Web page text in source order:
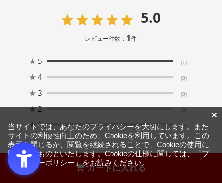
カートに入れる
5.0
レビュー件数： 1件
★ 5 (1)
★ 4 (0)
★ 3 (0)
★2 (0)
★ 1 (0)
当サイトでは、あなたのプライバシーを大切にします。また
サイトの利便性向上のため、Cookieを利用しています。この
表示を閉じるか、閲覧を継続されることで、Cookieの使用に
同意するものといたします。Cookieの仕様に関しては、「プ
ライバシーポリシー」をお読みください。